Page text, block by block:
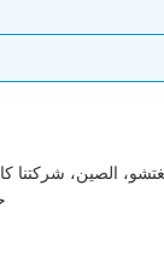
الصين، شركتنا